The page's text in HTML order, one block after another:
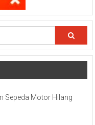
Sepeda Motor Hilang